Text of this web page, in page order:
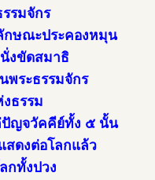
รมจักร
กษณะประคองหมุน
งขัดสมาธิ
ระธรรมจักร
ธรรม
ปัญจวัคคีย์ทั้ง ๕ นั้น
สดงต่อโลกแล้ว
กทั้งปวง